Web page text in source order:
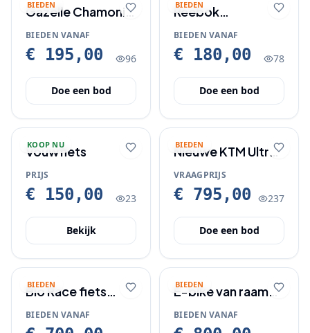
BIEDEN
Gazelle Chamonix
fiets is als nieuw!
BIEDEN VANAF
€ 195,00 96
Doe een bod
BIEDEN
Reebok
elektrische step
met boekje en
BIEDEN VANAF
€ 180,00 78
Doe een bod
KOOP NU
Vouwfiets
PRIJS
€ 150,00 23
Bekijk
BIEDEN
Nieuwe KTM Ultra
Fun 29 inch
Mountainbike -
VRAAGPRIJS
€ 795,00 237
Doe een bod
BIEDEN
Bio Race fiets
weinig gebruikt
BIEDEN VANAF
BIEDEN
E-bike van raam
met lage instap en
BIEDEN VANAF